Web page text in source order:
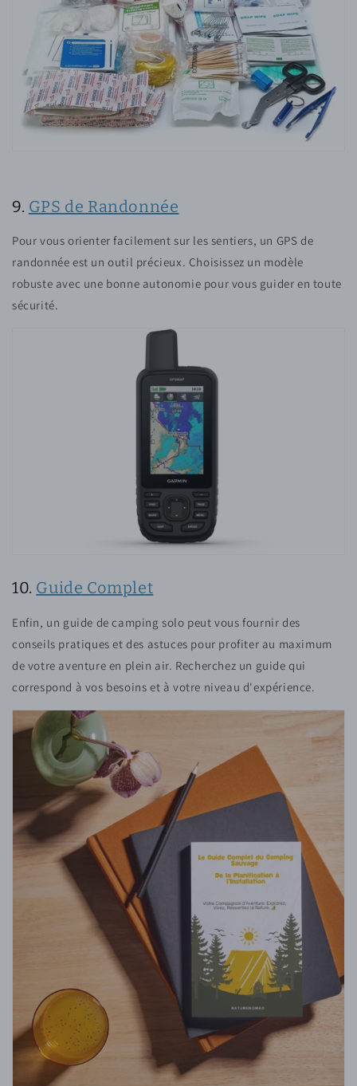
9. GPS de Randonnée
Pour vous orienter facilement sur les sentiers, un GPS de
randonnée est un outil précieux. Choisissez un modèle
robuste avec une bonne autonomie pour vous guider en toute
sécurité.
10. Guide Complet
Enfin, un guide de camping solo peut vous fournir des
conseils pratiques et des astuces pour profiter au maximum
de votre aventure en plein air. Recherchez un guide qui
correspond à vos besoins et à votre niveau d'expérience.